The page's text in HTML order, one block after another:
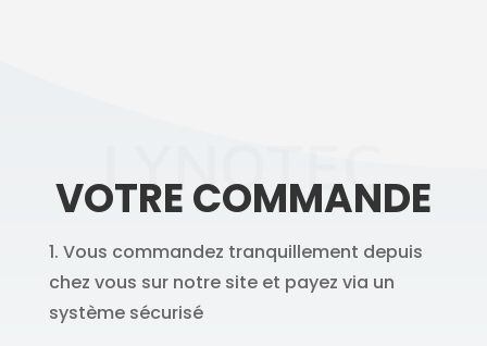
LYNOTEC
VOTRE COMMANDE
1. Vous commandez tranquillement depuis
chez vous sur notre site et payez via un
système sécurisé